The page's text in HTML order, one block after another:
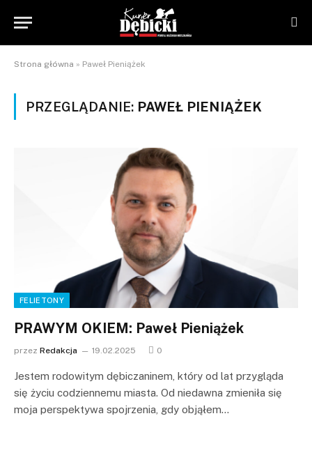
Strona główna » Paweł Pieniążek
PRZEGLĄDANIE: PAWEŁ PIENIĄŻEK
FELIETONY
PRAWYM OKIEM: Paweł Pieniążek
przez Redakcja 19.02.2025 0
Jestem rodowitym dębiczaninem, który od lat przygląda
się życiu codziennemu miasta. Od niedawna zmieniła się
moja perspektywa spojrzenia, gdy objąłem…